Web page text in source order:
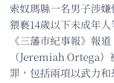
索奴瑪縣一名男子涉
猥褻14歲以下未成年人
《三藩市紀事報》報
（Jeremiah Ortega
罪，包括兩項以武力